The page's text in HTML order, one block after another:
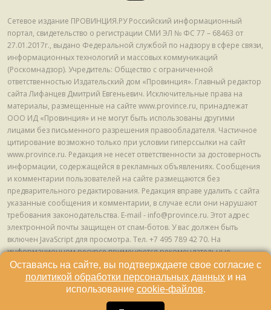
Сетевое издание ПРОВИНЦИЯ.РУ Российский информационный
портал, свидетельство о регистрации СМИ ЭЛ № ФС 77 – 68463 от
27.01.2017г., выдано Федеральной службой по надзору в сфере связи,
информационных технологий и массовых коммуникаций
(Роскомнадзор). Учредитель: Общество с ограниченной
ответственностью Издательский дом «Провинция». Главный редактор
сайта Лифанцев Дмитрий Евгеньевич. Исключительные права на
материалы, размещенные на сайте www.province.ru, принадлежат
ООО ИД «Провинция» и не могут быть использованы другими
лицами без письменного разрешения правообладателя. Частичное
цитирование возможно только при условии гиперссылки на сайт
www.province.ru. Редакция не несет ответственности за достоверность
информации, содержащейся в рекламных объявлениях. Сообщения
и комментарии пользователей на сайте размещаются без
предварительного редактирования. Редакция вправе удалить с сайта
указанные сообщения и комментарии, в случае если они нарушают
требования законодательства. E-mail - info@province.ru. Этот адрес
электронной почты защищен от спам-ботов. У вас должен быть
включен JavaScript для просмотра. Tел. +7 495 789 42 70. На
информационном ресурсе применяются рекомендательные
технологии (информационные технологии предоставления
информации на основе сбора, систематизации и анализа сведений,
относящихся к предпочтениям пользователей сети "Интернет",
находящихся на территории Российской Федерации) © ООО ИД
Оставаясь на сайте, вы подтверждаете свое согласие с
политикой обработки персональных данныхи на
использование cookie-файлов.